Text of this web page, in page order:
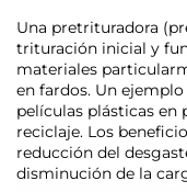
Una pretrituradora
trituración inicial y
materiales
en fardos. Un
películas plásticas en
reciclaje. Los
reducción del
disminución de la